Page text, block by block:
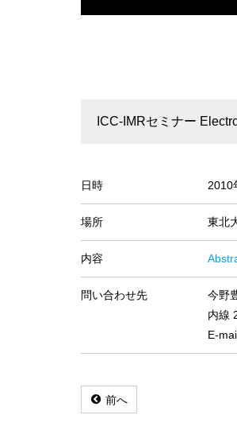
ICC-IMRセミナー
日時 2010
場所 東北
内容
問い合わせ先
今野
内線
E-
前へ